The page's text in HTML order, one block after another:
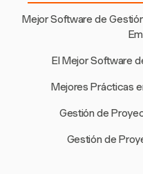
Mejor Software de
El Mejor Software
Mejores Prácticas
Gestión de
Gestión de